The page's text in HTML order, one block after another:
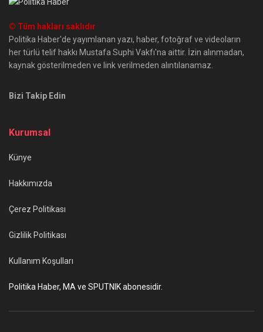
© Tüm hakları saklıdır
Politika Haber'de yayımlanan yazı, haber, fotoğraf ve videoların
her türlü telif hakkı Mustafa Suphi Vakfı'na aittir. İzin alınmadan,
kaynak gösterilmeden ve link verilmeden alıntılanamaz.
Bizi Takip Edin
Kurumsal
Künye
Hakkımızda
Çerez Politikası
Gizlilik Politikası
Kullanım Koşulları
Politika Haber, MA ve SPUTNIK abonesidir.